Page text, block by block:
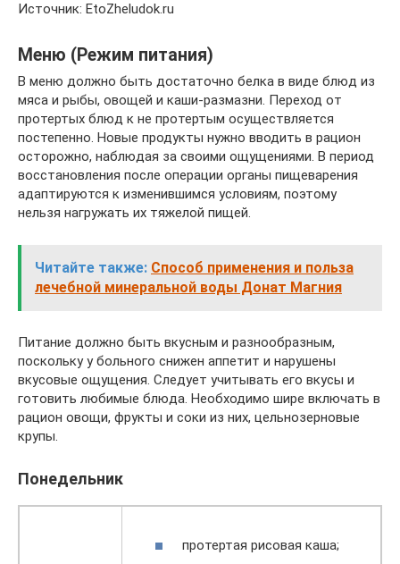
Источник: EtoZheludok.ru
Меню (Режим питания)
В меню должно быть достаточно белка в виде блюд из
мяса и рыбы, овощей и каши-размазни. Переход от
протертых блюд к не протертым осуществляется
постепенно. Новые продукты нужно вводить в рацион
осторожно, наблюдая за своими ощущениями. В период
восстановления после операции органы пищеварения
адаптируются к изменившимся условиям, поэтому
нельзя нагружать их тяжелой пищей.
Читайте также: Способ применения и польза
лечебной минеральной воды Донат Магния
Питание должно быть вкусным и разнообразным,
поскольку у больного снижен аппетит и нарушены
вкусовые ощущения. Следует учитывать его вкусы и
готовить любимые блюда. Необходимо шире включать в
рацион овощи, фрукты и соки из них, цельнозерновые
крупы.
Понедельник
протертая рисовая каша;